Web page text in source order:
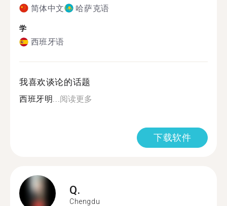
简体中文 哈萨克语
学
西班牙语
我喜欢谈论的话题
西班牙明...阅读更多
下载软件
Q.
Chengdu